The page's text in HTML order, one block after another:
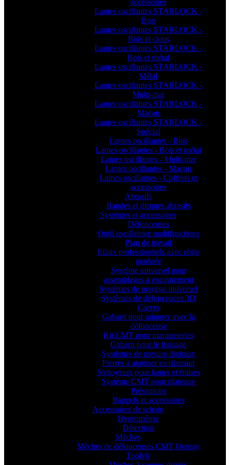
accessoires
Lames oscillantes STARLOCK -
Bois
Lames oscillantes STARLOCK -
Bois et clous
Lames oscillantes STARLOCK -
Bois et métal
Lames oscillantes STARLOCK -
Métal
Lames oscillantes STARLOCK -
Multi-mat
Lames oscillantes STARLOCK -
Maçon
Lames oscillantes STARLOCK -
Spécial
Lames oscillantes - Bois
Lames oscillantes - Bois et métal
Lames oscillantes - Multi-mat
Lames oscillantes - Maçon
Lames oscillantes - Coffrets et
accessoires
Abrasifs
Bandes et disques abrasifs
Systèmes et accessoires
Défonceuses
Outil oscillatoire multifonctions
Plan de travail
Etaux professionnels avec règle
graduée
Système universel pour
assemblages à encastrement
Systèmes de perçage universel
Systèmes de défonceuces 3D
Carver
Gabarit pour rainurer avec la
défonceuse
Kit CMT pour marqueteries
Gabarit pour le fraisage
Systèmes de mesure digitaux
Pierres à aiguiser en diamant
Nettoyeurs pour lames et fraises
Système CMT pour plateaux
Présentoirs
Rappels et accessoires
Accessoires de scierie
Hygrométrie
Détection
Mèches
Mèches de défonceuses CMT Orange
Tools®